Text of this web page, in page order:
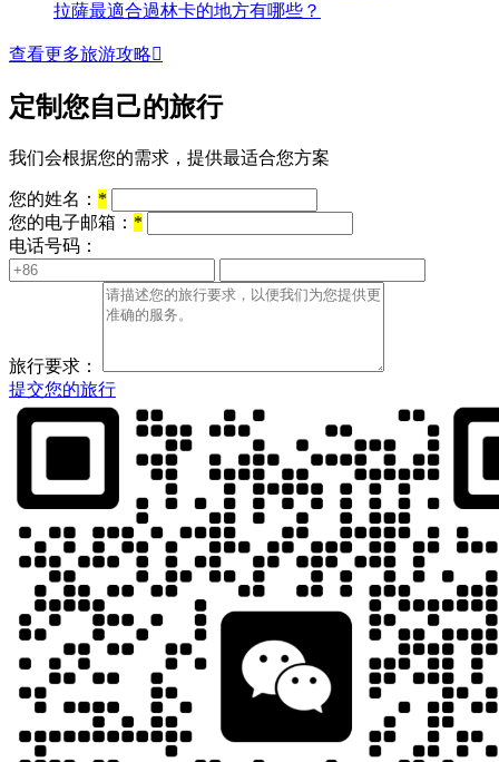
拉薩最適合過林卡的地方有哪些？
查看更多旅游攻略
定制您自己的旅行
我们会根据您的需求，提供最适合您方案
您的姓名： *
您的电子邮箱： *
电话号码：
旅行要求：
提交您的旅行